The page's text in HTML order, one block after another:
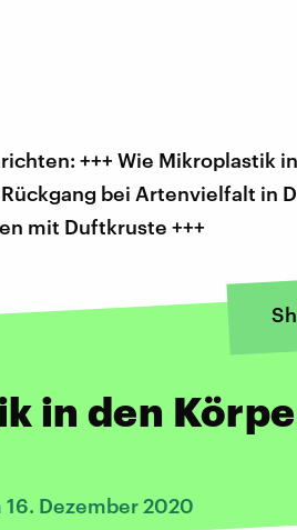
+++ Wie Mikroplastik in
bei Artenvielfalt in
mit Duftkruste +++
in den
Dezember 2020